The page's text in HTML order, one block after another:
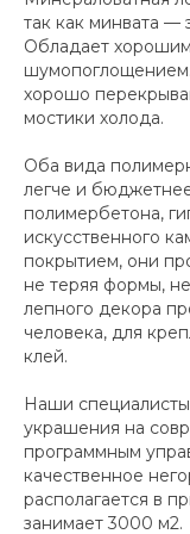
так как минвата —
Обладает
хорошо
мостики холода.
Оба вида
легче и
полимербетона,
искусственного
покрытием, они
не теряя формы,
лепного декора
человека, для
клей.
Наши
украшения на
программным
качественное
располагается в
занимает 3000 м2.